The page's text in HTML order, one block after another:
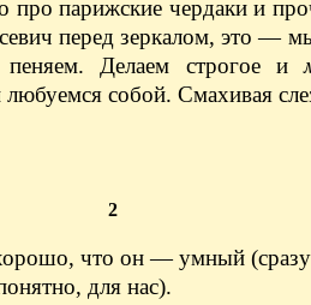
про парижские чердаки и
перед зеркалом, это —
Делаем строгое и
собой. Смахивая
2
что он — умный
для нас).